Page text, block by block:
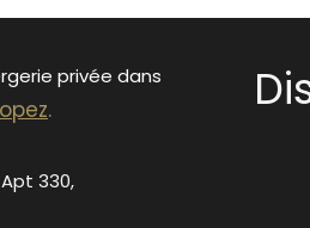
privée dans
.
330,